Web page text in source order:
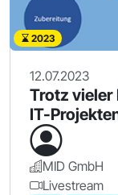
2023
12.07.2023
Trotz vieler
IT-
MID GmbH
Livestream